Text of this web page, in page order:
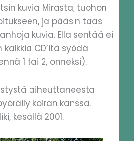
kuvia Mirasta, tuohon
ja pääsin taas
kuvia. Ella sentää ei
CD’itä syödä
1 tai 2, onneksi).
aiheuttaneesta
koiran kanssa.
kesällä 2001.